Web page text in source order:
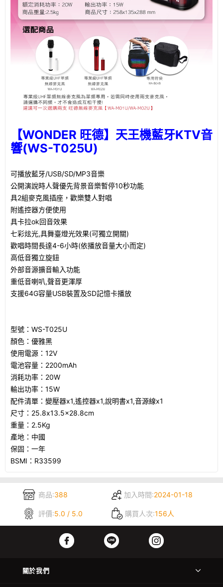
【WONDER 旺德】天王機藍牙KTV音
響(WS-T025U)
可播放藍牙/USB/SD/MP3音樂
公開演說時人聲優先背景音樂暫停10秒功能
具2組麥克風插座，歡樂雙人對唱
附遙控器方便使用
具卡拉ok回音效果
七彩炫光,具舞臺燈光效果(可獨立開關)
歡唱時間長達4-6小時(依播放音量大小而定)
高低音獨立旋鈕
外部音源擴音輸入功能
重低音喇叭,聲音更渾厚
支援64G容量USB裝置及SD記憶卡播放
型號：WS-T025U
顏色：優雅黑
使用電源：12V
電池容量：2200mAh
消耗功率：20W
輸出功率：15W
配件清單：變壓器x1,遙控器x1,說明書x1,音源線x1
尺寸：25.8x13.5x28.8cm
重量：2.5Kg
產地：中國
保固：一年
BSMI：R33599
商品:388 加入時間:2024-01-18
評價:5.0 / 5.0 購買人次:156人
關於我們